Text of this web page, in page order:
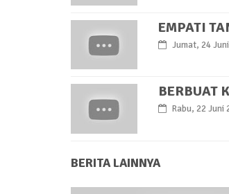
EMPATI
Jumat, 24
BERBUAT
Rabu, 22 Juni
BERITA LAINNYA